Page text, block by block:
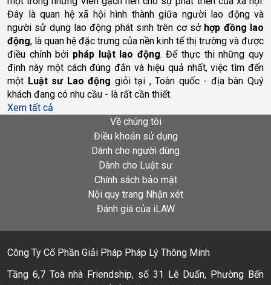
Đây là quan hệ xã hội hình thành giữa người lao động và
người sử dụng lao động phát sinh trên cơ sở hợp đồng lao
động, là quan hệ đặc trưng của nền kinh tế thị trường và được
điều chỉnh bởi pháp luật lao động. Để thực thi những quy
định này một cách đúng đắn và hiệu quả nhất, việc tìm đến
một Luật sư Lao động giỏi tại , Toàn quốc - địa bàn Quý
khách đang có nhu cầu - là rất cần thiết.
Xem tất cả
Về chúng tôi
Điều khoản sử dụng
Dành cho người dùng
Dành cho Luật sư
Chính sách bảo mật
Nội quy trang Nhận xét
Đánh giá của iLAW
Công Ty Cổ Phần Giải Pháp Pháp Lý Thông Minh
Tầng 6,7 Toà nhà Friendship, số 31 Lê Duẩn, Phường Bến